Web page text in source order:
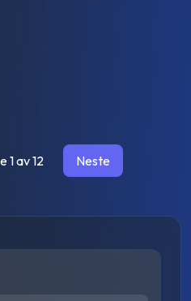
1av12 Neste